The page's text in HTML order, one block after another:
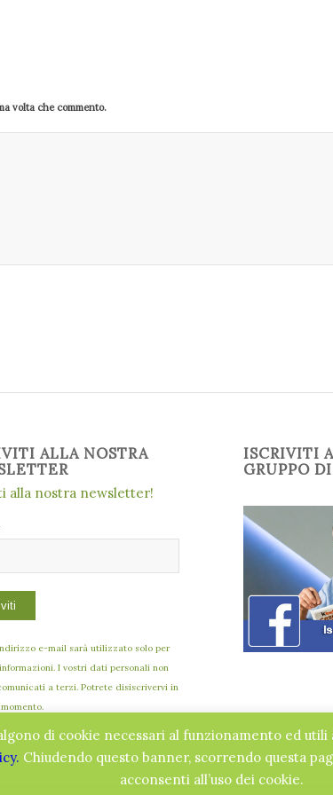
volta che commento.
ALLA NOSTRA
alla nostra newsletter!
e-mail sarà utilizzato solo per
I vostri dati personali non
a terzi. Potrete disiscrivervi in
ISCRIVITI
GRUPPO
di cookie necessari al funzionamento ed
Chiudendo questo banner, scorrendo questa
acconsenti all’uso dei cookie.